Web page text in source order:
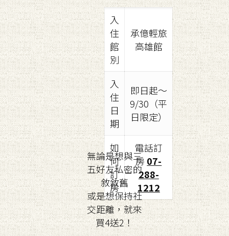
入
住
館
別
承億輕旅
高雄館
入
住
日
期
即日起～
9/30（平
日限定）
如
何
訂
房
電話訂
房07-
288-
1212
無論是想與三
五好友私密的
敘敘舊
或是想保持社
交距離，就來
買4送2！